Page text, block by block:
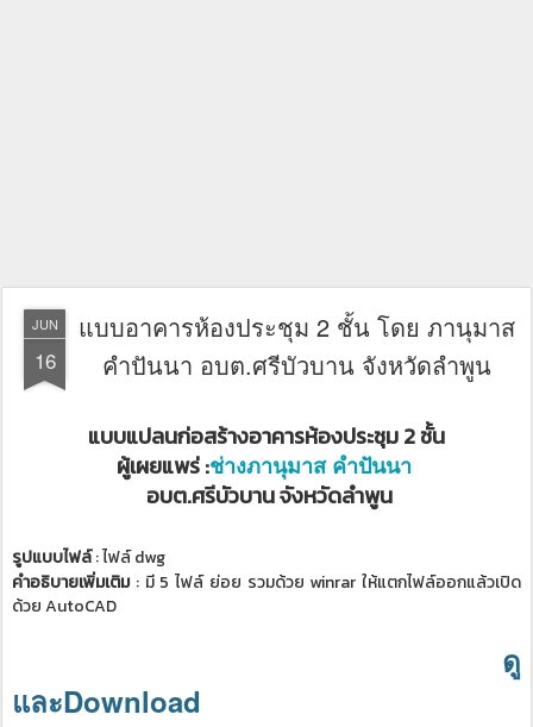
JUN
16
แบบอาคารห้องประชุม 2 ชั้น โดย ภานุมาส
คำปันนา อบต.ศรีบัวบาน จังหวัดลำพูน
แบบแปลนก่อสร้างอาคารห้องประชุม 2 ชั้น
ผู้เผยแพร่ :ช่างภานุมาส คำปันนา
อบต.ศรีบัวบาน จังหวัดลำพูน
รูปแบบไฟล์: ไฟล์ dwg
คำอธิบายเพิ่มเติม : มี 5 ไฟล์ ย่อย รวมด้วย winrar ให้แตกไฟล์ออกแล้วเปิด
ด้วย AutoCAD
ดู
และDownload